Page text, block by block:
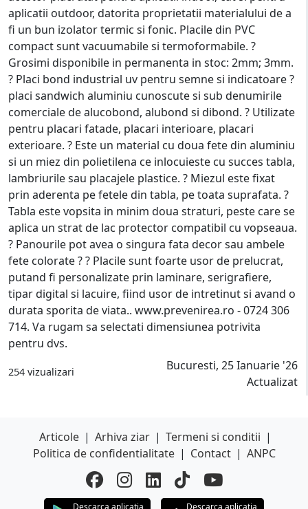
aplicatii outdoor, datorita proprietatii materialului de a
fi un bun izolator termic si fonic. Placile din PVC
compact sunt vacuumabile si termoformabile. ?
Grosimi disponibile in permanenta in stoc: 2mm; 3mm.
? Placi bond industrial uv pentru semne si indicatoare ?
placi sandwich aluminiu cunoscute si sub denumirile
comerciale de alucobond, alubond si dibond. ? Utilizate
pentru placari fatade, placari interioare, placari
exterioare. ? Este un material cu doua fete din aluminiu
si un miez din polietilena ce inlocuieste cu succes tabla,
lambriurile sau placajele plastice. ? Miezul este fixat
prin aderenta pe fetele din tabla, pe toata suprafata. ?
Tabla este vopsita in minim doua straturi, peste care se
aplica un strat de lac protector compatibil cu vopseaua.
? Panourile pot avea o singura fata decor sau ambele
fete colorate ? ? Placile sunt foarte usor de prelucrat,
putand fi personalizate prin laminare, serigrafiere,
tipar digital si lacuire, fiind usor de intretinut si avand o
durata sporita de viata.. www.prevenirea.ro - 0724 306
714. Va rugam sa selectati dimensiunea potrivita
pentru dvs.
254 vizualizari
Bucuresti, 25 Ianuarie '26
Actualizat
Articole | Arhiva ziar | Termeni si conditii |
Politica de confidentialitate | Contact | ANPC
Descarca aplicatia Descarca aplicatia